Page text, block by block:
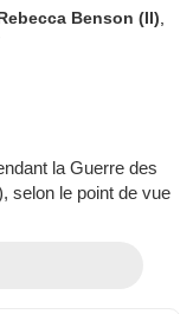
Benson (II)
la Guerre des
selon le point de vue